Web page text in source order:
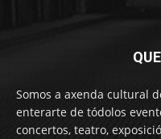
Somos a axenda cultural
enterarte de tódolos
concertos, teatro,